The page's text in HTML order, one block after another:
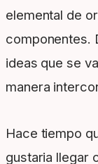
elemental de
componentes.
ideas que se
manera
Hace tiempo
gustaria llegar